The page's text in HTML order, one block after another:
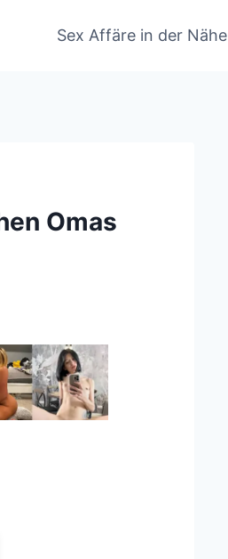
Sex Affäre in der Nähe
Omas